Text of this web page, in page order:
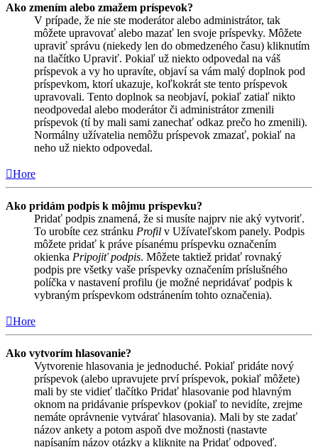
Ako zmením alebo zmažem príspevok?
V prípade, že nie ste moderátor alebo administrátor, tak
môžete upravovať alebo mazať len svoje príspevky. Môžete
upraviť správu (niekedy len do obmedzeného času) kliknutím
na tlačítko Upraviť. Pokiaľ už niekto odpovedal na váš
príspevok a vy ho upravíte, objaví sa vám malý doplnok pod
príspevkom, ktorí ukazuje, koľkokrát ste tento príspevok
upravovali. Tento doplnok sa neobjaví, pokiaľ zatiaľ nikto
neodpovedal alebo moderátor či administrátor zmenili
príspevok (tí by mali sami zanechať odkaz prečo ho zmenili).
Normálny užívatelia nemôžu príspevok zmazať, pokiaľ na
neho už niekto odpovedal.
Hore
Ako pridám podpis k môjmu príspevku?
Pridať podpis znamená, že si musíte najprv nie aký vytvoriť.
To urobíte cez stránku Profil v Užívateľskom panely. Podpis
môžete pridať k práve písanému príspevku označením
okienka Pripojiť podpis. Môžete taktiež pridať rovnaký
podpis pre všetky vaše príspevky označením príslušného
políčka v nastavení profilu (je možné nepridávať podpis k
vybraným príspevkom odstránením tohto označenia).
Hore
Ako vytvorím hlasovanie?
Vytvorenie hlasovania je jednoduché. Pokiaľ pridáte nový
príspevok (alebo upravujete prví príspevok, pokiaľ môžete)
mali by ste vidieť tlačítko Pridať hlasovanie pod hlavným
oknom na pridávanie príspevkov (pokiaľ to nevidíte, zrejme
nemáte oprávnenie vytvárať hlasovania). Mali by ste zadať
názov ankety a potom aspoň dve možnosti (nastavte
napísaním názov otázky a kliknite na Pridať odpoveď.